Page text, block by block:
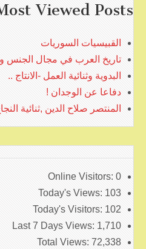
Viewed Posts
القبيسيات السوريات
تاريخ العرب في مجال الجنس
البدوية وثنائية العمل -الانتاج ..
دفاعا عن الوجدان !
المنتصر صلاح الدين ,ثنائية
Online Visitors: 0
Today's Views: 103
Today's Visitors: 102
Last 7 Days Views: 1,710
Total Views: 72,338